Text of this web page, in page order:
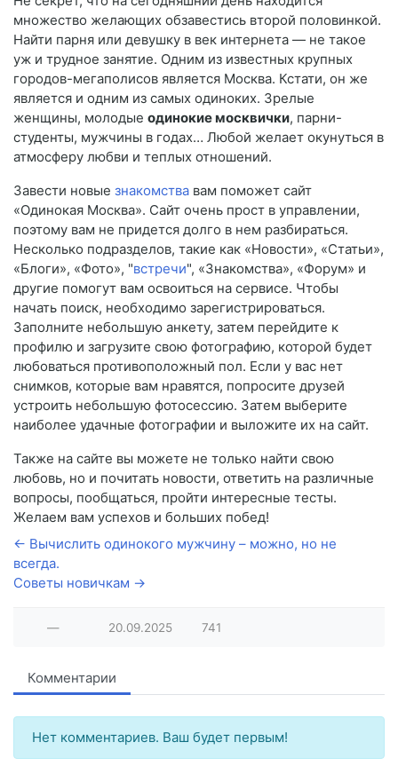
множество желающих обзавестись второй половинкой.
Найти парня или девушку в век интернета — не такое
уж и трудное занятие. Одним из известных крупных
городов-мегаполисов является Москва. Кстати, он же
является и одним из самых одиноких. Зрелые
женщины, молодые одинокие москвички, парни-
студенты, мужчины в годах… Любой желает окунуться в
атмосферу любви и теплых отношений.
Завести новые знакомства вам поможет сайт
«Одинокая Москва». Сайт очень прост в управлении,
поэтому вам не придется долго в нем разбираться.
Несколько подразделов, такие как «Новости», «Статьи»,
«Блоги», «Фото», "встречи", «Знакомства», «Форум» и
другие помогут вам освоиться на сервисе. Чтобы
начать поиск, необходимо зарегистрироваться.
Заполните небольшую анкету, затем перейдите к
профилю и загрузите свою фотографию, которой будет
любоваться противоположный пол. Если у вас нет
снимков, которые вам нравятся, попросите друзей
устроить небольшую фотосессию. Затем выберите
наиболее удачные фотографии и выложите их на сайт.
Также на сайте вы можете не только найти свою
любовь, но и почитать новости, ответить на различные
вопросы, пообщаться, пройти интересные тесты.
Желаем вам успехов и больших побед!
← Вычислить одинокого мужчину – можно, но не
всегда.
Советы новичкам →
— 20.09.2025 741
Комментарии
Нет комментариев. Ваш будет первым!